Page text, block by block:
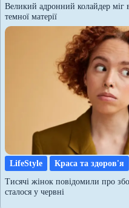
Великий адронний колайдер міг
темної матерії
LifeStyle
Краса та здоров'я
Тисячі жінок повідомили про
сталося у червні